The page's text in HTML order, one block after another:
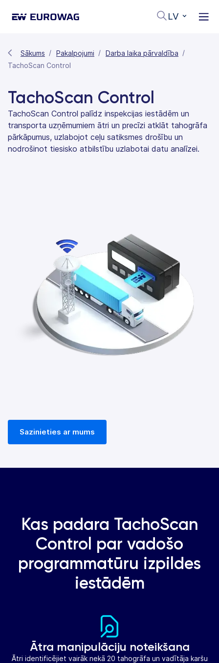
LV
Sākums Pakalpojumi
Darba laika pārvaldība
TachoScan Control
TachoScan Control
TachoScan Control palīdz inspekcijas iestādēm un
transporta uzņēmumiem ātri un precīzi atklāt tahogrāfa
pārkāpumus, uzlabojot ceļu satiksmes drošību un
nodrošinot tiesisko atbilstību uzlabotai datu analīzei.
Sazinieties ar mums
Kas padara TachoScan
Control par vadošo
programmatūru izpildes
iestādēm
Ātra manipulāciju noteikšana
Ātri identificējiet vairāk nekā 20 tahogrāfa un vadītāja karšu